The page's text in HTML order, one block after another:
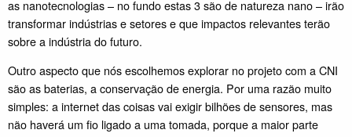
as nanotecnologias – no fundo estas 3 são de natureza nano – irão
transformar indústrias e setores e que impactos relevantes terão
sobre a indústria do futuro.
Outro aspecto que nós escolhemos explorar no projeto com a CNI
são as baterias, a conservação de energia. Por uma razão muito
simples: a internet das coisas vai exigir bilhões de sensores, mas
não haverá um fio ligado a uma tomada, porque a maior parte